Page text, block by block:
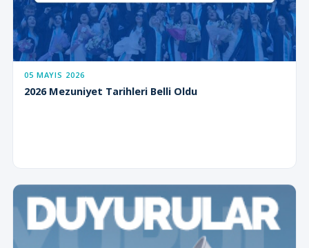
05 MAYIS 2026
2026 Mezuniyet Tarihleri Belli Oldu